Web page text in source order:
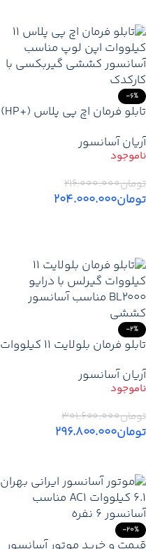
-6%
تابلو فرمان اچ پی پلاس (+HP)
– قیمت و خرید
آریان آسانسور
تومان۲۱۶.۰۰۰.۰۰۰
تومان۲۰۴.۰۰۰.۰۰۰
-2%
تابلو فرمان بلولایت 11 کیلووات
و خرید
آریان آسانسور
تومان۳۰۱.۶۰۰.۰۰۰
تومان۲۹۶.۸۰۰.۰۰۰
-20%